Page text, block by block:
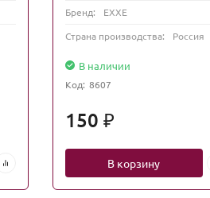
Бренд:
EXXE
Страна производства:
Россия
В наличии
Код: 8607
150 ₽
В корзину